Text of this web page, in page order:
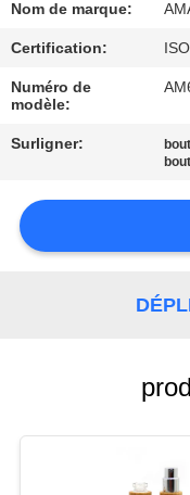
VISITE
DE
L'USINE
QUALITÉ
NOUVELLES
Nom de marque:
Certification:
Numéro de
modèle:
Surligner: